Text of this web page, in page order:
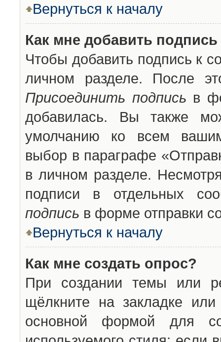
Вернуться к началу
Как мне добавить
Чтобы добавить подпись к
личном разделе. После
Присоединить подпись в
добавилась. Вы также
умолчанию ко всем
выбор в параграфе
в личном разделе.
подписи в отдельных
подпись в форме отправки
Вернуться к началу
Как мне создать опрос?
При создании темы или
щёлкните на закладке
основной формой для